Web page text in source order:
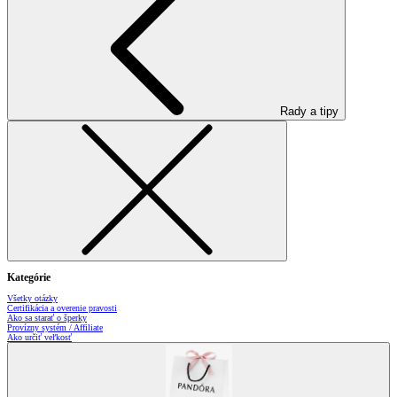
Rady a tipy
Kategórie
Všetky otázky
Certifikácia a overenie pravosti
Ako sa starať o šperky
Provízny systém / Affiliate
Ako určiť veľkosť